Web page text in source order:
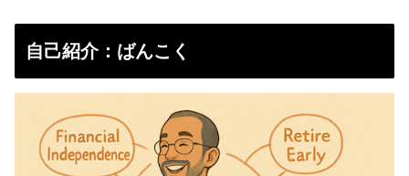
自己紹介：ばんこく